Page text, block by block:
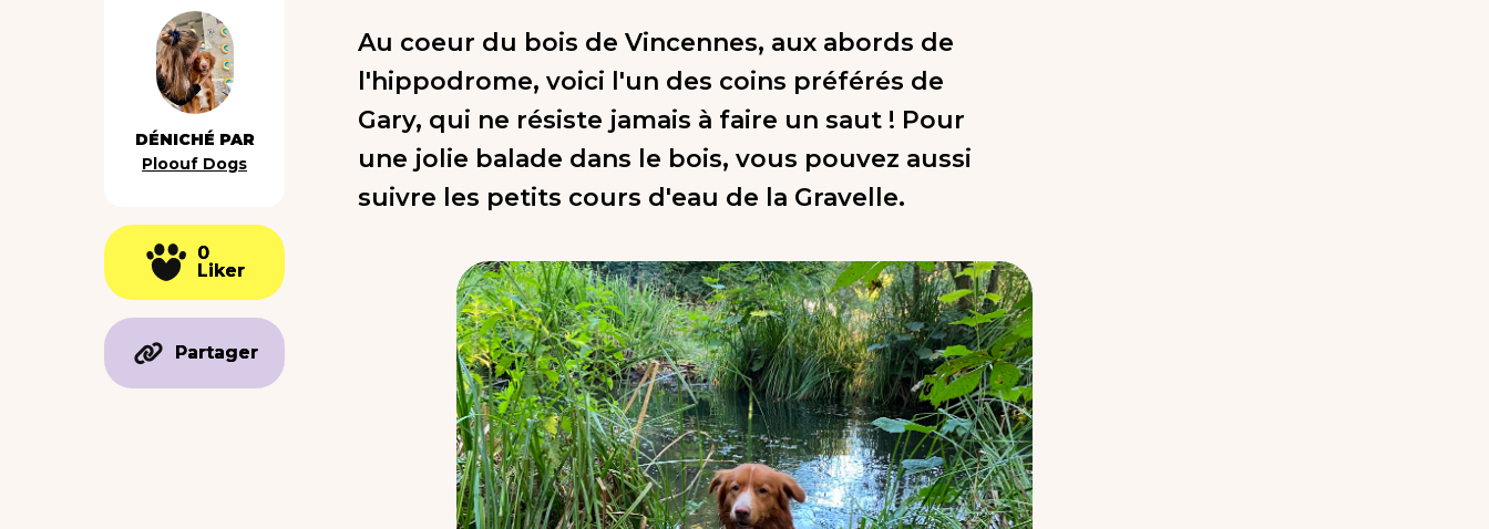
DÉNICHÉ PAR
Ploouf Dogs
0
Liker
0
Liker
Partager
Partager
Au coeur du bois de Vincennes, aux abords de
l'hippodrome, voici l'un des coins préférés de
Gary, qui ne résiste jamais à faire un saut ! Pour
une jolie balade dans le bois, vous pouvez aussi
suivre les petits cours d'eau de la Gravelle.